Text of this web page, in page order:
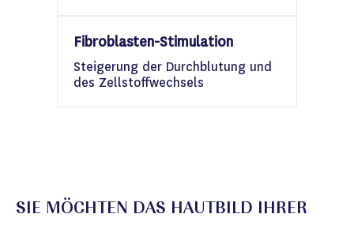
Fibroblasten-Stimulation
Steigerung der Durchblutung und
des Zellstoffwechsels
SIE MÖCHTEN DAS HAUTBILD IHRER